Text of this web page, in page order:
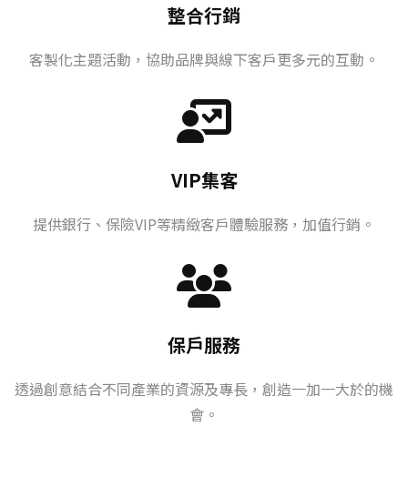
整合行銷
客製化主題活動，協助品牌與線下客戶更多元的互動。
VIP集客
提供銀行、保險VIP等精緻客戶體驗服務，加值行銷。
保戶服務
透過創意結合不同產業的資源及專長，創造一加一大於的機
會。